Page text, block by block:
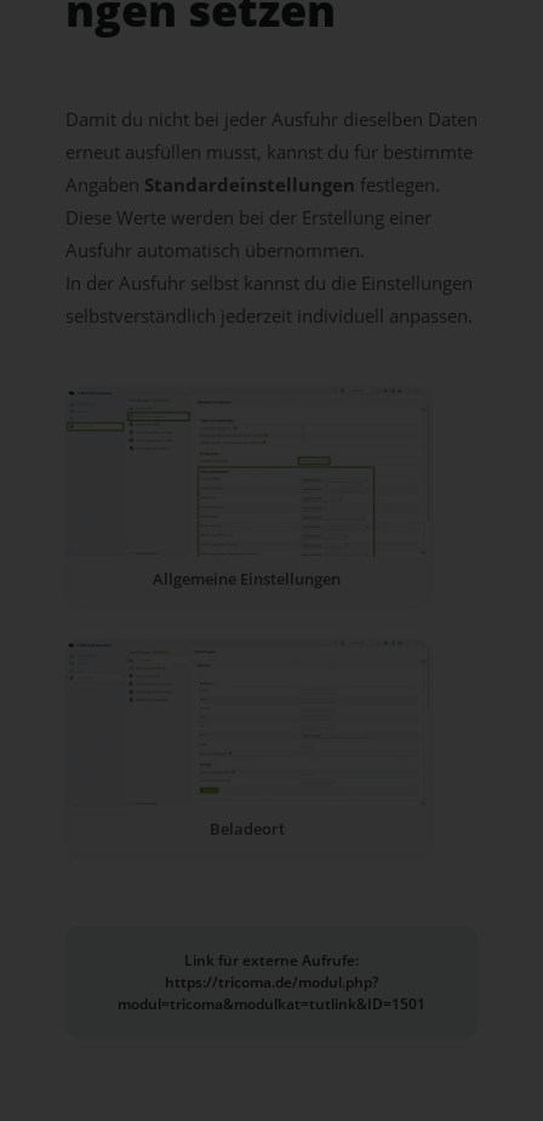
Damit du nicht bei jeder Ausfuhr dieselben Daten
erneut ausfüllen musst, kannst du für bestimmte
Angaben Standardeinstellungen festlegen.
Diese Werte werden bei der Erstellung einer
Ausfuhr automatisch übernommen.
In der Ausfuhr selbst kannst du die Einstellungen
selbstverständlich jederzeit individuell anpassen.
Allgemeine Einstellungen
Beladeort
Link für externe Aufrufe:
https://tricoma.de/modul.php?
modul=tricoma&modulkat=tutlink&ID=1501